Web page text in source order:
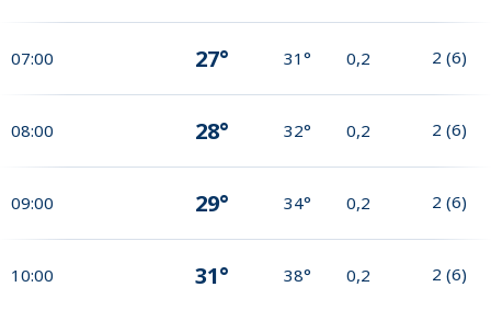
07:00 27° 31° 0,2 2 (6)
08:00 28° 32° 0,2 2 (6)
09:00 29° 34° 0,2 2 (6)
10:00 31° 38° 0,2 2 (6)